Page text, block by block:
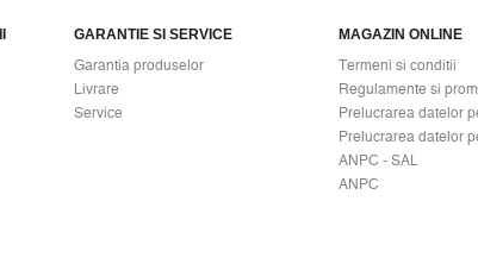
GARANTIE SI SERVICE
Garantia produselor
Livrare
Service
MAGAZIN ONLINE
Termeni si conditii
Regulamente si
Prelucrarea datelor
Prelucrarea datelor
ANPC - SAL
ANPC